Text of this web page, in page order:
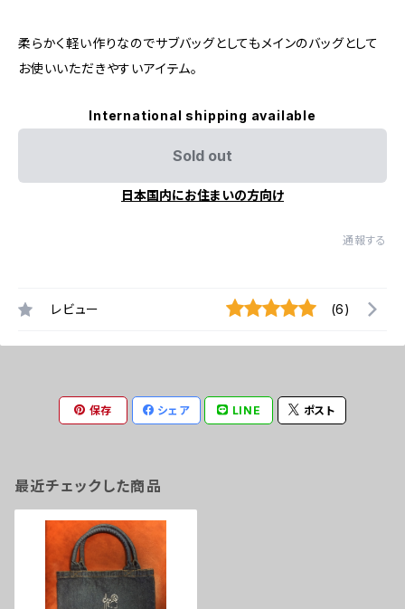
柔らかく軽い作りなのでサブバッグとしてもメインのバッグとして
お使いいただきやすいアイテム。
International shipping available
Sold out
日本国内にお住まいの方向け
通報する
レビュー (6)
保存 シェア LINE ポスト
最近チェックした商品